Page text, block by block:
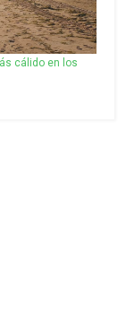
cálido en los